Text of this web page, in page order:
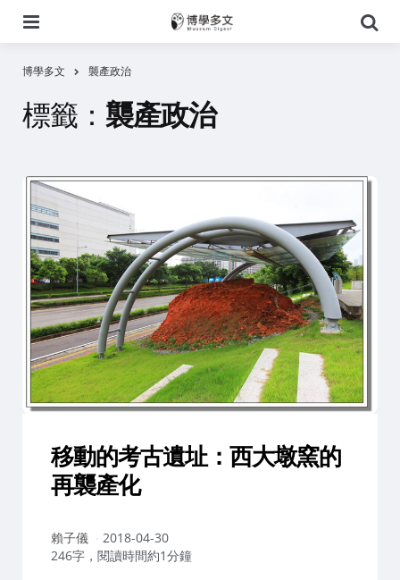
尋
博學多文 襲產政治
標籤： 襲產政治
移動的考古遺址：西大墩窯的
再襲產化
作
者：
賴子儀
2018-04-30
246字，閱讀時間約1分鐘